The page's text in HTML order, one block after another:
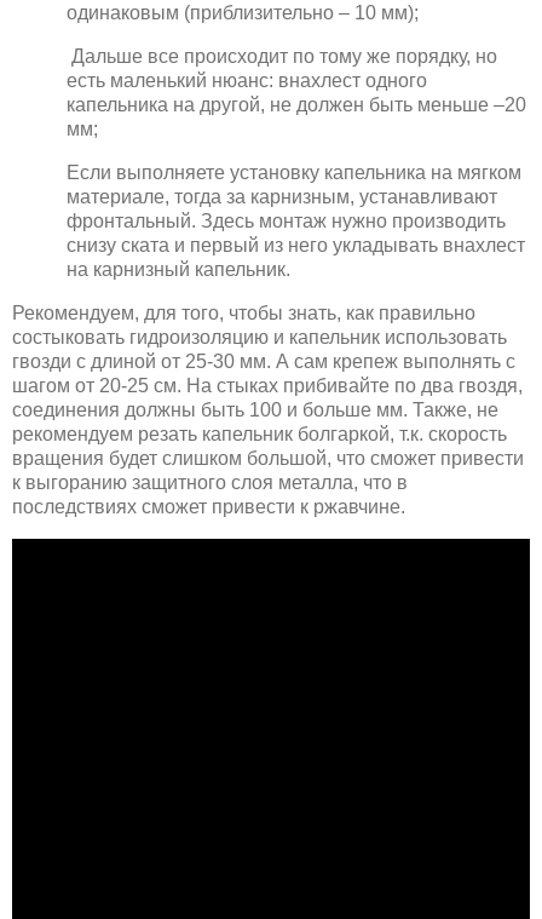
одинаковым (приблизительно – 10 мм);
Дальше все происходит по тому же порядку, но
есть маленький нюанс: внахлест одного
капельника на другой, не должен быть меньше –20
мм;
Если выполняете установку капельника на мягком
материале, тогда за карнизным, устанавливают
фронтальный. Здесь монтаж нужно производить
снизу ската и первый из него укладывать внахлест
на карнизный капельник.
Рекомендуем, для того, чтобы знать, как правильно
состыковать гидроизоляцию и капельник использовать
гвозди с длиной от 25-30 мм. А сам крепеж выполнять с
шагом от 20-25 см. На стыках прибивайте по два гвоздя,
соединения должны быть 100 и больше мм. Также, не
рекомендуем резать капельник болгаркой, т.к. скорость
вращения будет слишком большой, что сможет привести
к выгоранию защитного слоя металла, что в
последствиях сможет привести к ржавчине.